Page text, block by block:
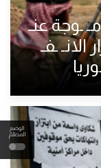
الوضع
المظلم
ـوجة عنـ
ـفـ